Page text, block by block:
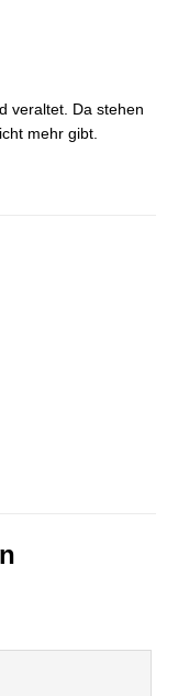
veraltet. Da stehen
mehr gibt.